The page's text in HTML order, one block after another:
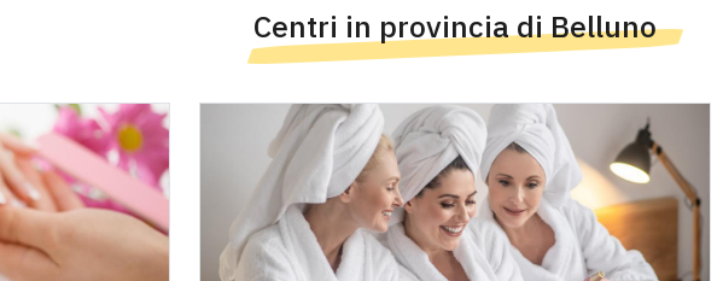
Centri in provincia di Belluno